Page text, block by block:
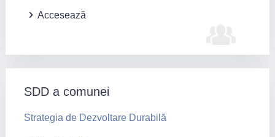
Accesează
SDD a comunei
Strategia de Dezvoltare Durabilă